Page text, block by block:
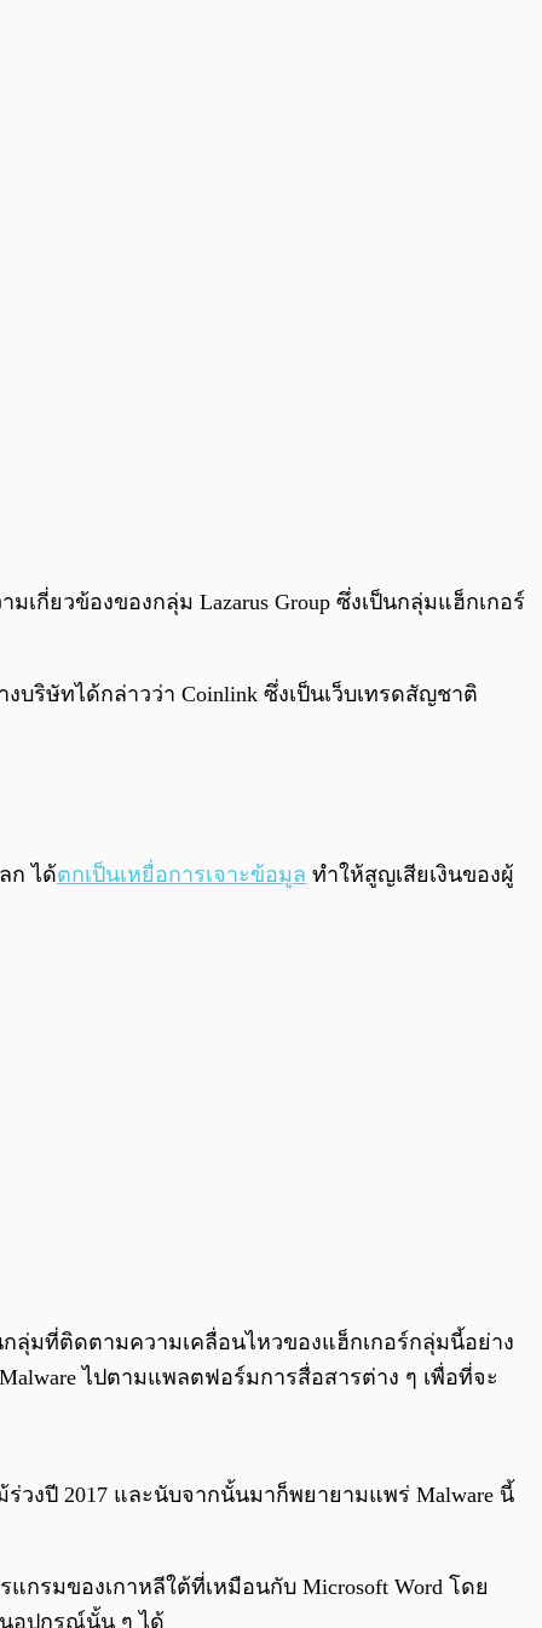
0:00 0:00
เกี่ยวข้องของกลุ่ม Lazarus Group ซึ่งเป็นกลุ่มแฮ็กเกอร์
บริษัทได้กล่าวว่า Coinlink ซึ่งเป็นเว็บเทรดสัญชาติ
ก ได้ตกเป็นเหยื่อการเจาะข้อมูล ทำให้สูญเสียเงินของผู้
กลุ่มที่ติดตามความเคลื่อนไหวของแฮ็กเกอร์กลุ่มนี้อย่าง
ไปตามแพลตฟอร์มการสื่อสารต่าง ๆ เพื่อที่จะ
ร่วงปี 2017 และนับจากนั้นมาก็พยายามแพร่ Malware นี้
แกรมของเกาหลีใต้ที่เหมือนกับ Microsoft Word โดย
นอุปกรณ์นั้น ๆ ได้